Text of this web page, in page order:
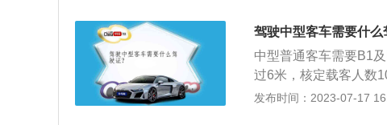
灯。常见的消防车种类
防车、举高类消防车
写《机动车驾驶证申请
扣、注销、吊销、撤
如有上述情形应将上
件；身体条件证明；
片向机动车驾驶证核发
驾驶中型客车需要什么
中型普通客车需要B1
过6米，核定载客人数
龄必须在21周岁以上
发布时间：2023-07-17